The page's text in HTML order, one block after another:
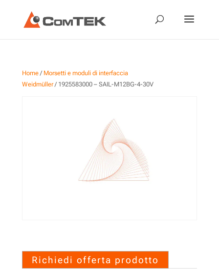
Home/ Morsetti e moduli di interfaccia
Weidmüller/ 1925583000 – SAIL-M12BG-4-30V
Richiedi offerta prodotto